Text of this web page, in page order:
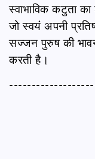
स्वाभाविक कटुता
जो स्वयं अपनी
सज्जन पुरुष की
करती है।